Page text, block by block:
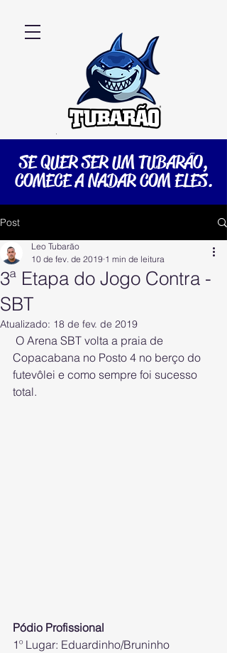
SE QUER SER UM TUBARÃO,
COMECE A NADAR COM ELES.
Post
3ª Etapa do Jogo Contra -
SBT
Leo Tubarão
10 de fev. de 2019 1 min de leitura
Atualizado: 18 de fev. de 2019
Copacabana no Posto 4 no berço do
futevôlei e como sempre foi sucesso
total.
Pódio Profissional
1º Lugar: Eduardinho/Bruninho